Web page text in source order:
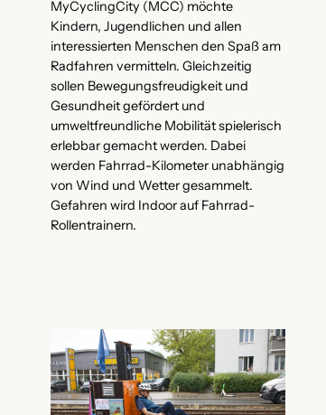
MyCyclingCity (MCC) möchte
Kindern, Jugendlichen und allen
interessierten Menschen den Spaß am
Radfahren vermitteln. Gleichzeitig
sollen Bewegungsfreudigkeit und
Gesundheit gefördert und
umweltfreundliche Mobilität spielerisch
erlebbar gemacht werden. Dabei
werden Fahrrad-Kilometer unabhängig
von Wind und Wetter gesammelt.
Gefahren wird Indoor auf Fahrrad-
Rollentrainern.